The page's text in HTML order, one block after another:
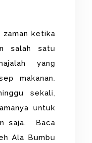
zaman ketika
salah satu
yang
makanan.
sekali,
untuk
saja. Baca
Ala Bumbu